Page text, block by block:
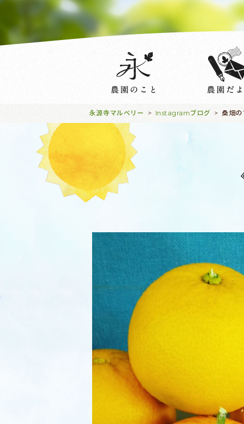
永源寺マルベリー > Instagramブログ >